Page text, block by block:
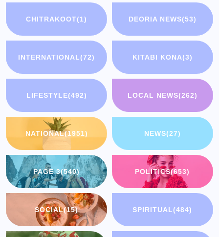
CHITRAKOOT(1) DEORIA NEWS(53)
INTERNATIONAL(72) KITABI KONA(3)
LIFESTYLE(492) LOCAL NEWS(262)
NATIONAL(1951) NEWS(27)
PAGE 3(540) POLITICS(653)
SOCIAL(15) SPIRITUAL(484)